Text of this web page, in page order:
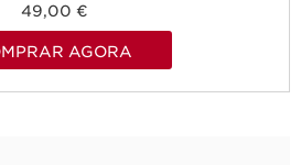
49,00 €
AGORA